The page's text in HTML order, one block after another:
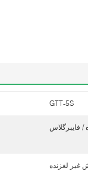
GTT-5S
/ فایبرگلاس
غیر لغزنده